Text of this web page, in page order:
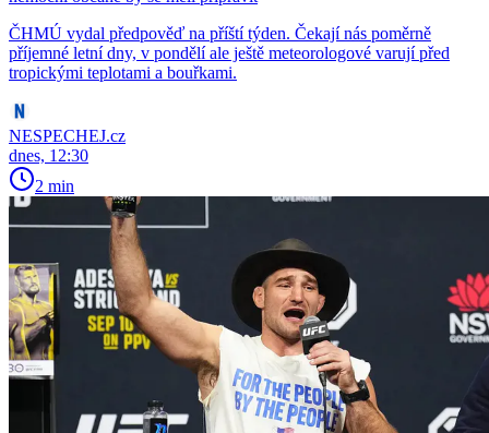
ČHMÚ vydal předpověď na příští týden. Čekají nás poměrně
příjemné letní dny, v pondělí ale ještě meteorologové varují před
tropickými teplotami a bouřkami.
NESPECHEJ.cz
dnes, 12:30
2 min